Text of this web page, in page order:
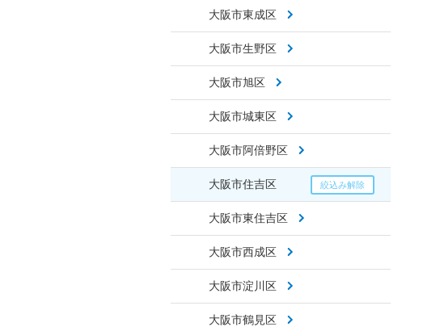
大阪市東成区
大阪市生野区
大阪市旭区
大阪市城東区
大阪市阿倍野区
大阪市住吉区
大阪市東住吉区
大阪市西成区
大阪市淀川区
大阪市鶴見区